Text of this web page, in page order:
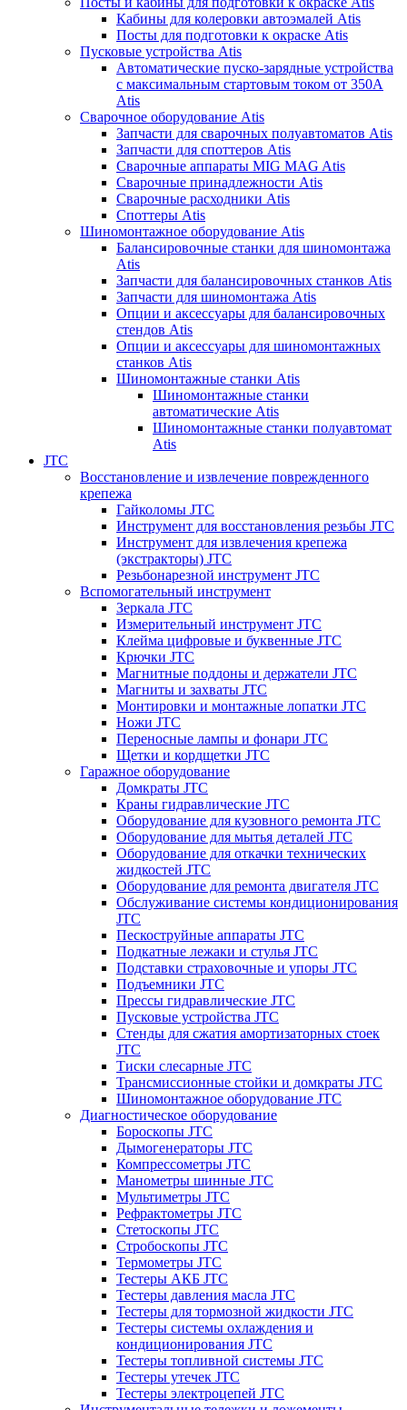
Кабины для колеровки автоэмалей Atis
Посты для подготовки к окраске Atis
Пусковые устройства Atis
Автоматические пуско-зарядные устройства
с максимальным стартовым током от 350А
Atis
Сварочное оборудование Atis
Запчасти для сварочных полуавтоматов Atis
Запчасти для споттеров Atis
Сварочные аппараты MIG MAG Atis
Сварочные принадлежности Atis
Сварочные расходники Atis
Споттеры Atis
Шиномонтажное оборудование Atis
Балансировочные станки для шиномонтажа
Atis
Запчасти для балансировочных станков Atis
Запчасти для шиномонтажа Atis
Опции и аксессуары для балансировочных
стендов Atis
Опции и аксессуары для шиномонтажных
станков Atis
Шиномонтажные станки Atis
Шиномонтажные станки
автоматические Atis
Шиномонтажные станки полуавтомат
Atis
JTC
Восстановление и извлечение поврежденного
крепежа
Гайколомы JTC
Инструмент для восстановления резьбы JTC
Инструмент для извлечения крепежа
(экстракторы) JTC
Резьбонарезной инструмент JTC
Вспомогательный инструмент
Зеркала JTC
Измерительный инструмент JTC
Клейма цифровые и буквенные JTC
Крючки JTC
Магнитные поддоны и держатели JTC
Магниты и захваты JTC
Монтировки и монтажные лопатки JTC
Ножи JTC
Переносные лампы и фонари JTC
Щетки и кордщетки JTC
Гаражное оборудование
Домкраты JTC
Краны гидравлические JTC
Оборудование для кузовного ремонта JTC
Оборудование для мытья деталей JTC
Оборудование для откачки технических
жидкостей JTC
Оборудование для ремонта двигателя JTC
Обслуживание системы кондиционирования
JTC
Пескоструйные аппараты JTC
Подкатные лежаки и стулья JTC
Подставки страховочные и упоры JTC
Подъемники JTC
Прессы гидравлические JTC
Пусковые устройства JTC
Стенды для сжатия амортизаторных стоек
JTC
Тиски слесарные JTC
Трансмиссионные стойки и домкраты JTC
Шиномонтажное оборудование JTC
Диагностическое оборудование
Бороскопы JTC
Дымогенераторы JTC
Компрессометры JTC
Манометры шинные JTC
Мультиметры JTC
Рефрактометры JTC
Стетоскопы JTC
Стробоскопы JTC
Термометры JTC
Тестеры АКБ JTC
Тестеры давления масла JTC
Тестеры для тормозной жидкости JTC
Тестеры системы охлаждения и
кондиционирования JTC
Тестеры топливной системы JTC
Тестеры утечек JTC
Тестеры электроцепей JTC